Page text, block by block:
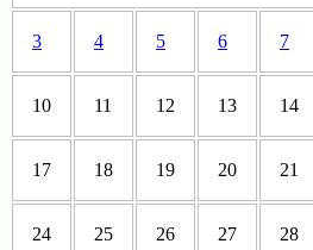
3 4 5 6 7
10 11 12 13 14
17 18 19 20 21
24 25 26 27 28